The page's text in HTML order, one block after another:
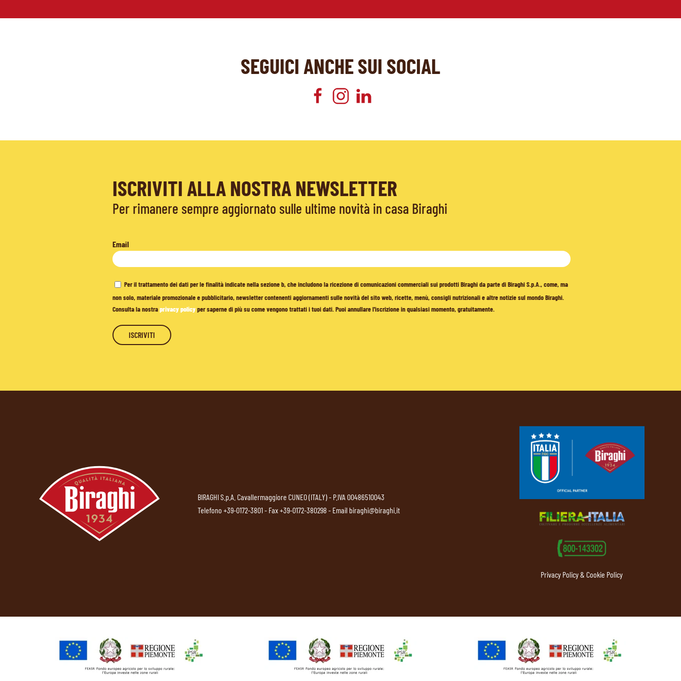
SEGUICI ANCHE SUI SOCIAL
ISCRIVITI ALLA NOSTRA NEWSLETTER
Per rimanere sempre aggiornato sulle ultime novità in casa Biraghi
Email
Per il trattamento dei dati per le finalità indicate nella sezione b, che includono la ricezione di comunicazioni commerciali sui prodotti Biraghi da parte di Biraghi S.p.A., come, ma
non solo, materiale promozionale e pubblicitario, newsletter contenenti aggiornamenti sulle novità del sito web, ricette, menù, consigli nutrizionali e altre notizie sul mondo Biraghi.
Consulta la nostraprivacy policyper saperne di più su come vengono trattati i tuoi dati. Puoi annullare l'iscrizione in qualsiasi momento, gratuitamente.
BIRAGHI S.p.A. Cavallermaggiore CUNEO (ITALY) - P.IVA 00486510043
Telefono +39-0172-3801- Fax +39-0172-380298 - Email biraghi@biraghi.it
Privacy Policy & Cookie Policy